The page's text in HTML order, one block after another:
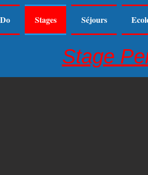
Stages Séjours
Stage